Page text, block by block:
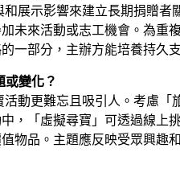
展示影響來建立長期捐贈
未來活動或志工機會。為重
一部分，主辦方能培養持久
或變化？
動更難忘且吸引人。考慮
，「虛擬尋寶」可透過線上
物品。主題應反映受眾興趣